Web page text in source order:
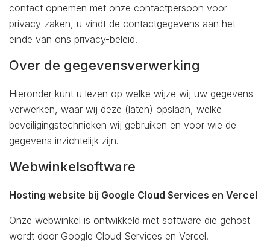
contact opnemen met onze contactpersoon voor
privacy-zaken, u vindt de contactgegevens aan het
einde van ons privacy-beleid.
Over de gegevensverwerking
Hieronder kunt u lezen op welke wijze wij uw gegevens
verwerken, waar wij deze (laten) opslaan, welke
beveiligingstechnieken wij gebruiken en voor wie de
gegevens inzichtelijk zijn.
Webwinkelsoftware
Hosting website bij Google Cloud Services en Vercel
Onze webwinkel is ontwikkeld met software die gehost
wordt door Google Cloud Services en Vercel.